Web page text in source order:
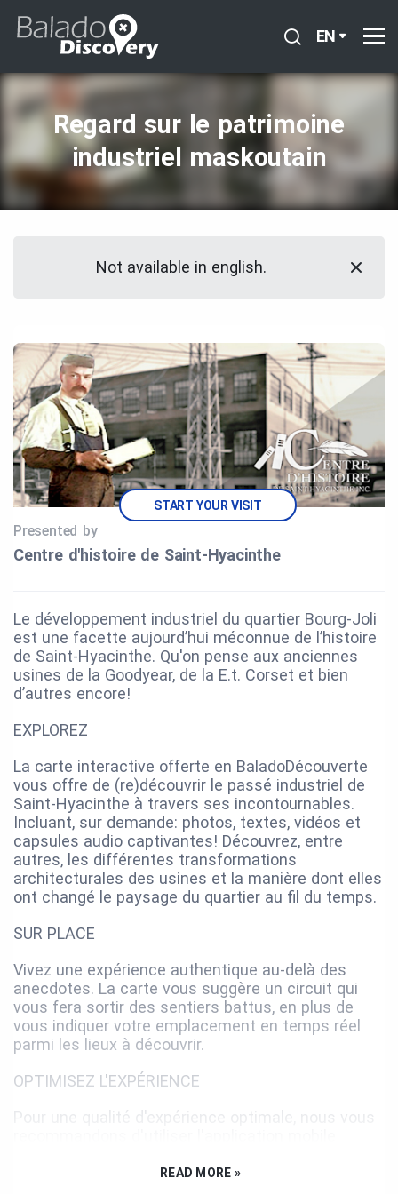
EN
Regard sur le patrimoine
industriel maskoutain
Not available in english.
START YOUR VISIT
Presented by
Centre d'histoire de Saint‑Hyacinthe
Le développement industriel du quartier Bourg-Joli
est une facette aujourd’hui méconnue de l’histoire
de Saint-Hyacinthe. Qu'on pense aux anciennes
usines de la Goodyear, de la E.t. Corset et bien
d’autres encore!
EXPLOREZ
La carte interactive offerte en BaladoDécouverte
vous offre de (re)découvrir le passé industriel de
Saint-Hyacinthe à travers ses incontournables.
Incluant, sur demande: photos, textes, vidéos et
capsules audio captivantes! Découvrez, entre
autres, les différentes transformations
architecturales des usines et la manière dont elles
ont changé le paysage du quartier au fil du temps.
SUR PLACE
Vivez une expérience authentique au-delà des
anecdotes. La carte vous suggère un circuit qui
vous fera sortir des sentiers battus, en plus de
vous indiquer votre emplacement en temps réel
parmi les lieux à découvrir.
OPTIMISEZ L'EXPÉRIENCE
Pour une qualité d'expérience optimale, nous vous
permet notamment de précharger le circuit et d'y
READ MORE »